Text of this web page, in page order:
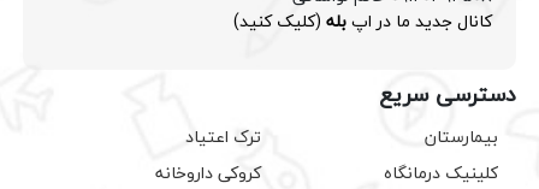
کانال جدید ما در اپبله (کلیک کنید)
دسترسی سریع
بیمارستان
کلینیک درمانگاه
ترک اعتیاد
کروکی داروخانه